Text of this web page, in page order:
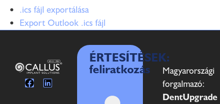
.ics fájl exportálása
Export Outlook .ics fájl
ÉRTESÍTÉSEK:
feliratkozás
Magyarországi
forgalmazó:
DentUpgrade